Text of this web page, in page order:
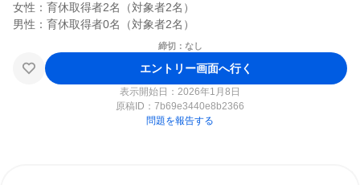
女性：育休取得者2名（対象者2名）
締切：なし
エントリー画面へ行く
表示開始日：2026年1月8日
原稿ID： 7b69e3440e8b2366
問題を報告する